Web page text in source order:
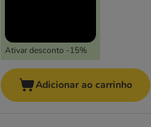
Ativar desconto -15%
Adicionar ao carrinho